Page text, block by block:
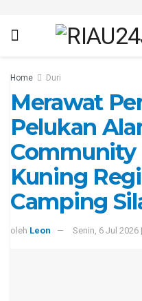
Home Duri
Merawat
Pelukan
Community
Kuning
Camping
oleh Leon Senin, 6 Jul 2026